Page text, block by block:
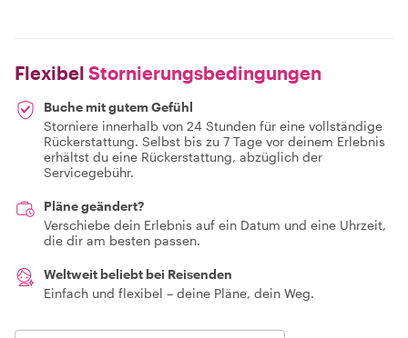
Flexibel Stornierungsbedingungen
Buche mit gutem Gefühl
Storniere innerhalb von 24 Stunden für eine vollständige
Rückerstattung. Selbst bis zu 7 Tage vor deinem Erlebnis
erhältst du eine Rückerstattung, abzüglich der
Servicegebühr.
Pläne geändert?
Verschiebe dein Erlebnis auf ein Datum und eine Uhrzeit,
die dir am besten passen.
Weltweit beliebt bei Reisenden
Einfach und flexibel – deine Pläne, dein Weg.